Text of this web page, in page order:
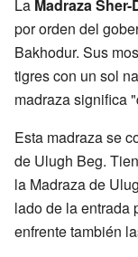
La Madraza Sher-
por orden del
Bakhodur. Sus
tigres con un sol
madraza significa
Esta madraza se
de Ulugh Beg.
la Madraza de
lado de la entrada
enfrente también